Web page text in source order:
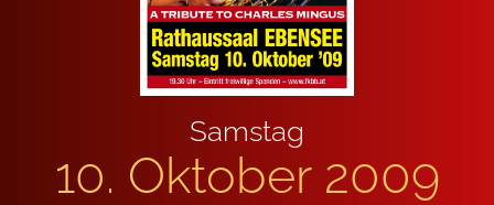
Sams­tag
10. Okto­ber 2009